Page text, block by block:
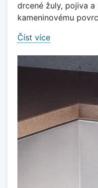
drcené žuly, pojiva a
kameninovému
Číst více